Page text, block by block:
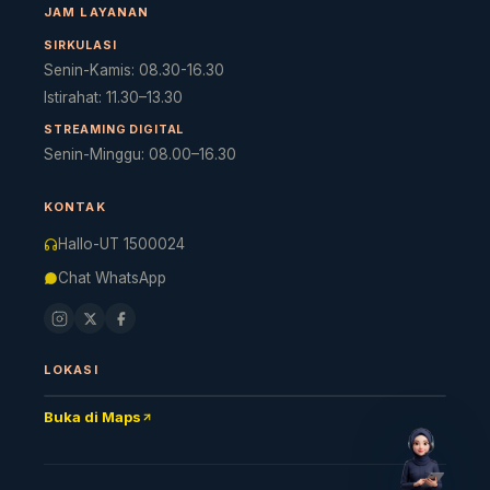
JAM LAYANAN
SIRKULASI
Senin-Kamis: 08.30-16.30
Istirahat: 11.30–13.30
STREAMING DIGITAL
Senin-Minggu: 08.00–16.30
KONTAK
Hallo-UT 1500024
Chat WhatsApp
LOKASI
Buka di Maps
Cara akses e-resources